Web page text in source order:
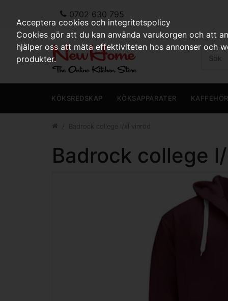
0702 630 795
KÖKSREDSKAP KÖKSAPPARATER
Badrock college
Acceptera cookies och integritetspolicy
Cookies gör att du kan använda varukorgen och att
hjälper oss att mäta effektiviteten hos annonser och
produkter.